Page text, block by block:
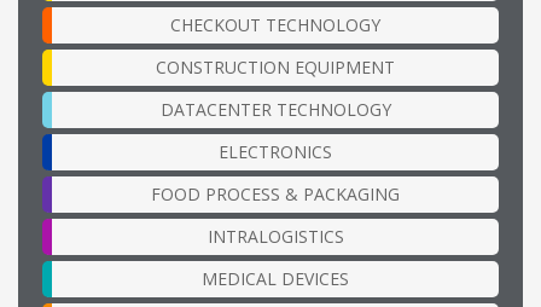
CHECKOUT TECHNOLOGY
CONSTRUCTION EQUIPMENT
DATACENTER TECHNOLOGY
ELECTRONICS
FOOD PROCESS & PACKAGING
INTRALOGISTICS
MEDICAL DEVICES